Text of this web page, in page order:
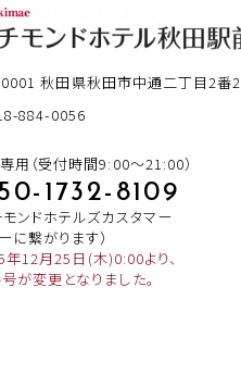
0001秋田県秋田市中通二丁目2番
884-0056
用（受付時間9:00～21:00）
1732-8109
モンドホテルズカスタマー
に繋がります）
12月25日(木)0:00より、
が変更となりました。